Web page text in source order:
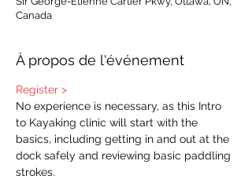
Canada
À propos de l'événement
Register >
No experience is necessary, as this Intro
to Kayaking clinic will start with the
basics, including getting in and out at the
dock safely and reviewing basic paddling
strokes.